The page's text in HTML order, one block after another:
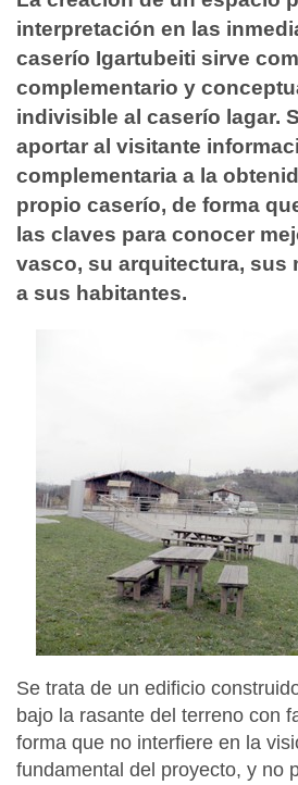
interpretación en las
caserío Igartubeiti sirve
complementario y
indivisible al caserío lagar.
aportar al visitante
complementaria a la
propio caserío, de forma
las claves para conocer
vasco, su arquitectura, sus
a sus habitantes.
Se trata de un edificio
bajo la rasante del terreno con
forma que no interfiere en la
fundamental del proyecto, y no